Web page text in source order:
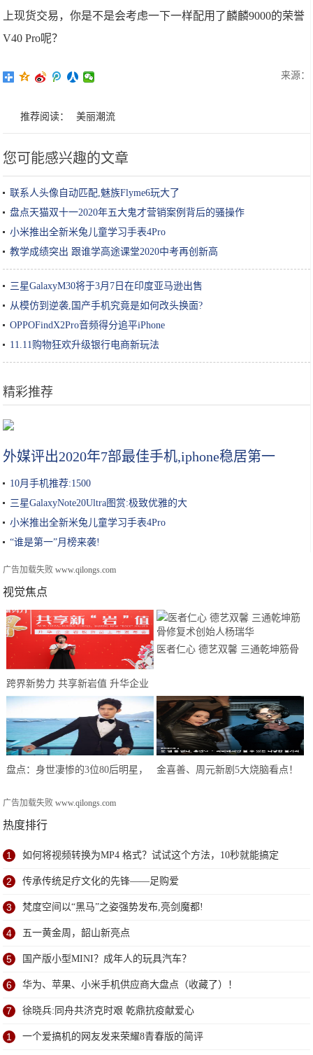
上现货交易，你是不是会考虑一下一样配用了麟麟9000的荣誉
V40 Pro呢？
来源：
推荐阅读： 美丽潮流
您可能感兴趣的文章
联系人头像自动匹配,魅族Flyme6玩大了
盘点天猫双十一2020年五大鬼才营销案例背后的骚操作
小米推出全新米兔儿童学习手表4Pro
教学成绩突出 跟谁学高途课堂2020中考再创新高
三星GalaxyM30将于3月7日在印度亚马逊出售
从模仿到逆袭,国产手机究竟是如何改头换面?
OPPOFindX2Pro音频得分追平iPhone
11.11购物狂欢升级银行电商新玩法
精彩推荐
外媒评出2020年7部最佳手机,iphone稳居第一
10月手机推荐:1500
三星GalaxyNote20Ultra图赏:极致优雅的大
小米推出全新米兔儿童学习手表4Pro
“谁是第一”月榜来袭!
广告加载失败www.qilongs.com
视觉焦点
跨界新势力 共享新岩值 升华企业
2021岩板新品发布会圆满举行
医者仁心 德艺双馨 三通乾坤筋骨
盘点：身世凄惨的3位80后明星，
金喜善、周元新剧5大烧脑看点！
广告加载失败www.qilongs.com
热度排行
1 如何将视频转换为MP4 格式？试试这个方法，10秒就能搞定
2 传承传统足疗文化的先锋——足购爱
3 梵度空间以“黑马”之姿强势发布,亮剑魔都!
4 五一黄金周，韶山新亮点
5 国产版小型MINI？成年人的玩具汽车？
6 华为、苹果、小米手机供应商大盘点（收藏了）！
7 徐晓兵:同舟共济克时艰 乾鼎抗疫献爱心
1 一个爱搞机的网友发来荣耀8青春版的简评